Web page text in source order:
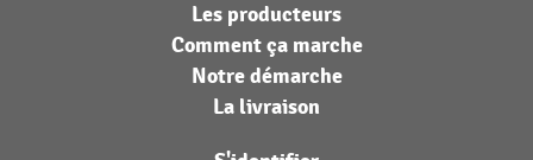
Les producteurs
Comment ça marche
Notre démarche
La livraison